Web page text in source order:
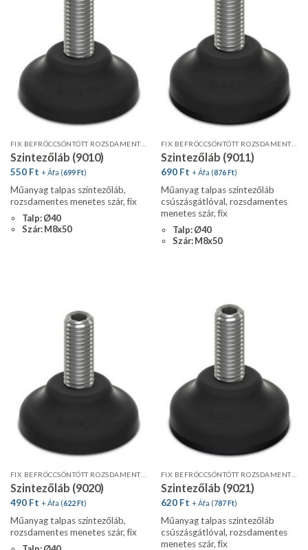
FIX BEFRÖCCSÖNTÖTT ROZSDAMENTES MENETES SZÁR
Szintezőláb (9010)
550 Ft + Áfa (699Ft)
Műanyag talpas szintezőláb,
rozsdamentes menetes szár, fix
Talp: Ø40
Szár: M8x50
FIX BEFRÖCCSÖNTÖTT ROZSDAMENTES MENETES SZÁR
Szintezőláb (9011)
690 Ft + Áfa (876Ft)
Műanyag talpas szintezőláb
csúszásgátlóval, rozsdamentes
menetes szár, fix
Talp: Ø40
Szár: M8x50
FIX BEFRÖCCSÖNTÖTT ROZSDAMENTES MENETES SZÁR
Szintezőláb (9020)
490 Ft + Áfa (622Ft)
Műanyag talpas szintezőláb,
rozsdamentes menetes szár, fix
FIX BEFRÖCCSÖNTÖTT ROZSDAMENTES MENETES SZÁR
Szintezőláb (9021)
620 Ft + Áfa (787Ft)
Műanyag talpas szintezőláb
csúszásgátlóval, rozsdamentes
menetes szár, fix